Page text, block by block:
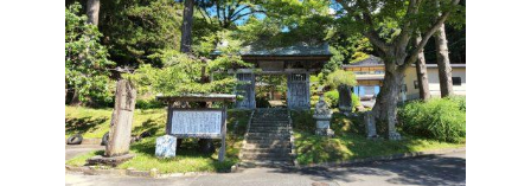
★★★仙台合同庁舎でコミュニケ
ーションとハラスメント防止研修
の講師を務めました（宮城県仙台
市）
2026年7月31日
★★★仙台シルバーセンターでカ